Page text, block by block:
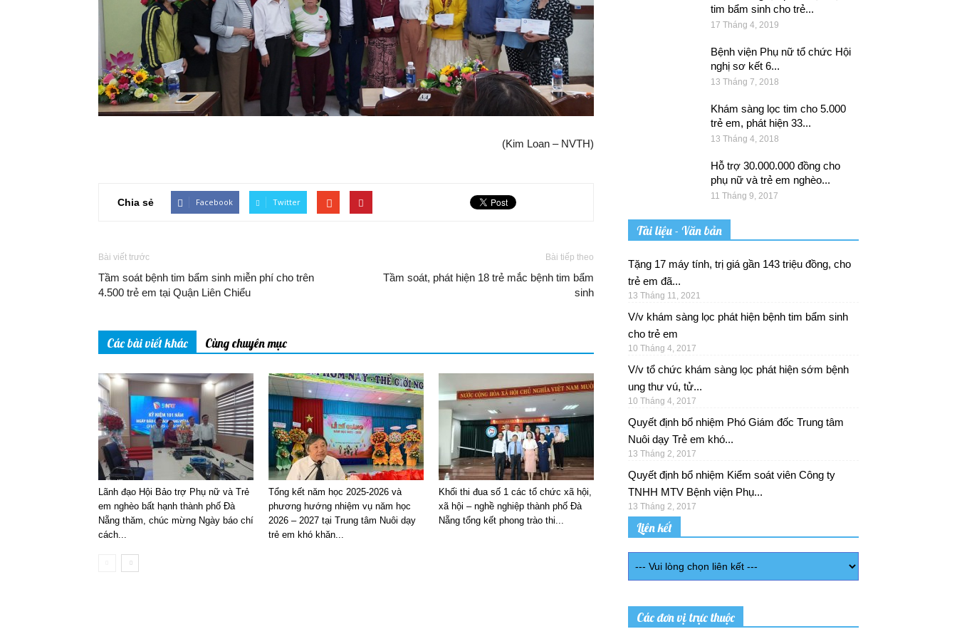
(Kim Loan – NVTH)
Chia sẻ Facebook Twitter
Bài viết trước
Tầm soát bệnh tim bẩm sinh miễn phí cho trên
4.500 trẻ em tại Quận Liên Chiểu
Bài tiếp theo
Tầm soát, phát hiện 18 trẻ mắc bệnh tim bẩm
sinh
Các bài viết khác Cùng chuyên mục
Lãnh đạo Hội Bảo trợ Phụ nữ và Trẻ
em nghèo bất hạnh thành phố Đà
Nẵng thăm, chúc mừng Ngày báo chí
cách...
Tổng kết năm học 2025-2026 và
phương hướng nhiệm vụ năm học
2026 – 2027 tại Trung tâm Nuôi dạy
trẻ em khó khăn...
Khối thi đua số 1 các tổ chức xã hội,
xã hội – nghề nghiệp thành phố Đà
Nẵng tổng kết phong trào thi...
tim bẩm sinh cho trẻ...
17 Tháng 4, 2019
Bệnh viện Phụ nữ tổ chức Hội
nghị sơ kết 6...
13 Tháng 7, 2018
Khám sàng lọc tim cho 5.000
trẻ em, phát hiện 33...
13 Tháng 4, 2018
Hỗ trợ 30.000.000 đồng cho
phụ nữ và trẻ em nghèo...
11 Tháng 9, 2017
Tài liệu - Văn bản
Tặng 17 máy tính, trị giá gần 143 triệu đồng, cho
trẻ em đã...
13 Tháng 11, 2021
V/v khám sàng lọc phát hiện bệnh tim bẩm sinh
cho trẻ em
10 Tháng 4, 2017
V/v tổ chức khám sàng lọc phát hiện sớm bệnh
ung thư vú, tử...
10 Tháng 4, 2017
Quyết định bổ nhiệm Phó Giám đốc Trung tâm
Nuôi dạy Trẻ em khó...
13 Tháng 2, 2017
Quyết định bổ nhiệm Kiểm soát viên Công ty
TNHH MTV Bệnh viện Phụ...
13 Tháng 2, 2017
Liên kết
Các đơn vị trực thuộc